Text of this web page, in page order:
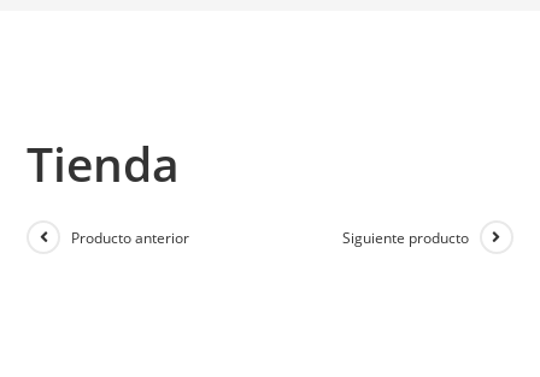
Tienda
Producto anterior Siguiente producto